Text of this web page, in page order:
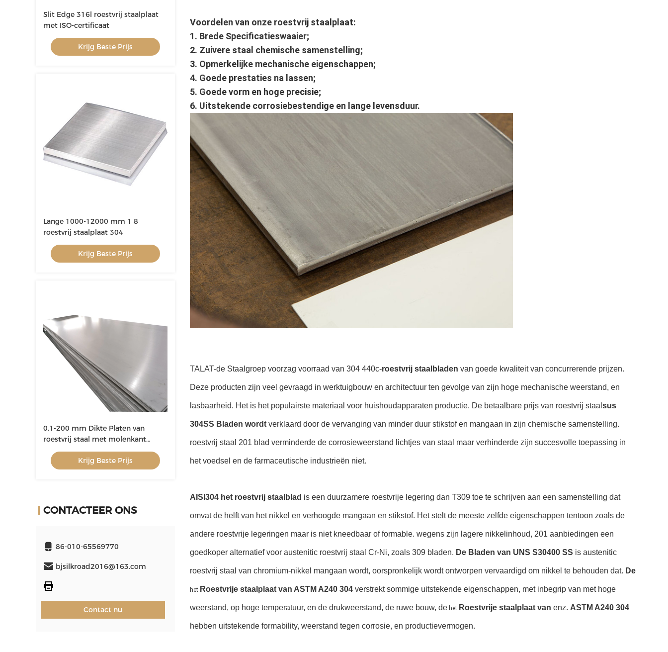
Slit Edge 316l roestvrij staalplaat
met ISO-certificaat
Krijg Beste Prijs
Lange 1000-12000 mm 1 8
roestvrij staalplaat 304
Krijg Beste Prijs
0.1-200 mm Dikte Platen van
roestvrij staal met molenkant
1000-3000 mm Breedte
Krijg Beste Prijs
CONTACTEER ONS
86-010-65569770
bjsilkroad2016@163.com
Contact nu
Voordelen van onze roestvrij staalplaat:
1. Brede Specificatieswaaier;
2. Zuivere staal chemische samenstelling;
3. Opmerkelijke mechanische eigenschappen;
4. Goede prestaties na lassen;
5. Goede vorm en hoge precisie;
6. Uitstekende corrosiebestendige en lange levensduur.
TALAT-de Staalgroep voorzag voorraad van 304 440c-roestvrij staalbladen van goede kwaliteit van concurrerende prijzen.
Deze producten zijn veel gevraagd in werktuigbouw en architectuur ten gevolge van zijn hoge mechanische weerstand, en
lasbaarheid. Het is het populairste materiaal voor huishoudapparaten productie. De betaalbare prijs van roestvrij staal sus
304SS Bladen wordt verklaard door de vervanging van minder duur stikstof en mangaan in zijn chemische samenstelling.
roestvrij staal 201 blad verminderde de corrosieweerstand lichtjes van staal maar verhinderde zijn succesvolle toepassing in
het voedsel en de farmaceutische industrieën niet.
AISI304 het roestvrij staalblad is een duurzamere roestvrije legering dan T309 toe te schrijven aan een samenstelling dat
omvat de helft van het nikkel en verhoogde mangaan en stikstof. Het stelt de meeste zelfde eigenschappen tentoon zoals de
andere roestvrije legeringen maar is niet kneedbaar of formable. wegens zijn lagere nikkelinhoud, 201 aanbiedingen een
goedkoper alternatief voor austenitic roestvrij staal Cr-Ni, zoals 309 bladen. De Bladen van UNS S30400 SS is austenitic
roestvrij staal van chromium-nikkel mangaan wordt, oorspronkelijk wordt ontworpen vervaardigd om nikkel te behouden dat. De
het Roestvrije staalplaat van ASTM A240 304 verstrekt sommige uitstekende eigenschappen, met inbegrip van met hoge
weerstand, op hoge temperatuur, en de drukweerstand, de ruwe bouw, de het Roestvrije staalplaat van enz. ASTM A240 304
hebben uitstekende formability, weerstand tegen corrosie, en productievermogen.